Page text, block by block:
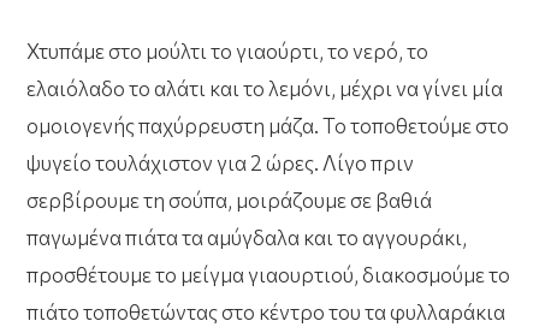
Χτυπάμε στο μούλτι το γιαούρτι, το νερό, το
ελαιόλαδο το αλάτι και το λεμόνι, μέχρι να γίνει μία
ομοιογενής παχύρρευστη μάζα. Το τοποθετούμε στο
ψυγείο τουλάχιστον για 2 ώρες. Λίγο πριν
σερβίρουμε τη σούπα, μοιράζουμε σε βαθιά
παγωμένα πιάτα τα αμύγδαλα και το αγγουράκι,
προσθέτουμε το μείγμα γιαουρτιού, διακοσμούμε το
πιάτο τοποθετώντας στο κέντρο του τα φυλλαράκια